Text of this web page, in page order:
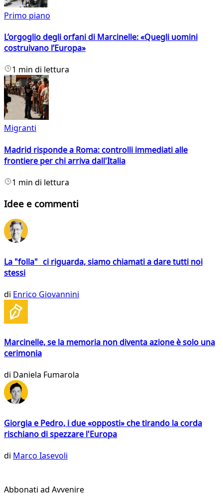
Primo piano
L’orgoglio degli orfani di Marcinelle: «Quegli uomini
costruivano l’Europa»
1 min di lettura
Migranti
Madrid risponde a Roma: controlli immediati alle
frontiere per chi arriva dall'Italia
1 min di lettura
Idee e commenti
La "folla" ci riguarda, siamo chiamati a dare tutti noi
stessi
di Enrico Giovannini
Marcinelle, se la memoria non diventa azione è solo una
cerimonia
di Daniela Fumarola
Giorgia e Pedro, i due «opposti» che tirando la corda
rischiano di spezzare l'Europa
di Marco Iasevoli
Abbonati ad Avvenire